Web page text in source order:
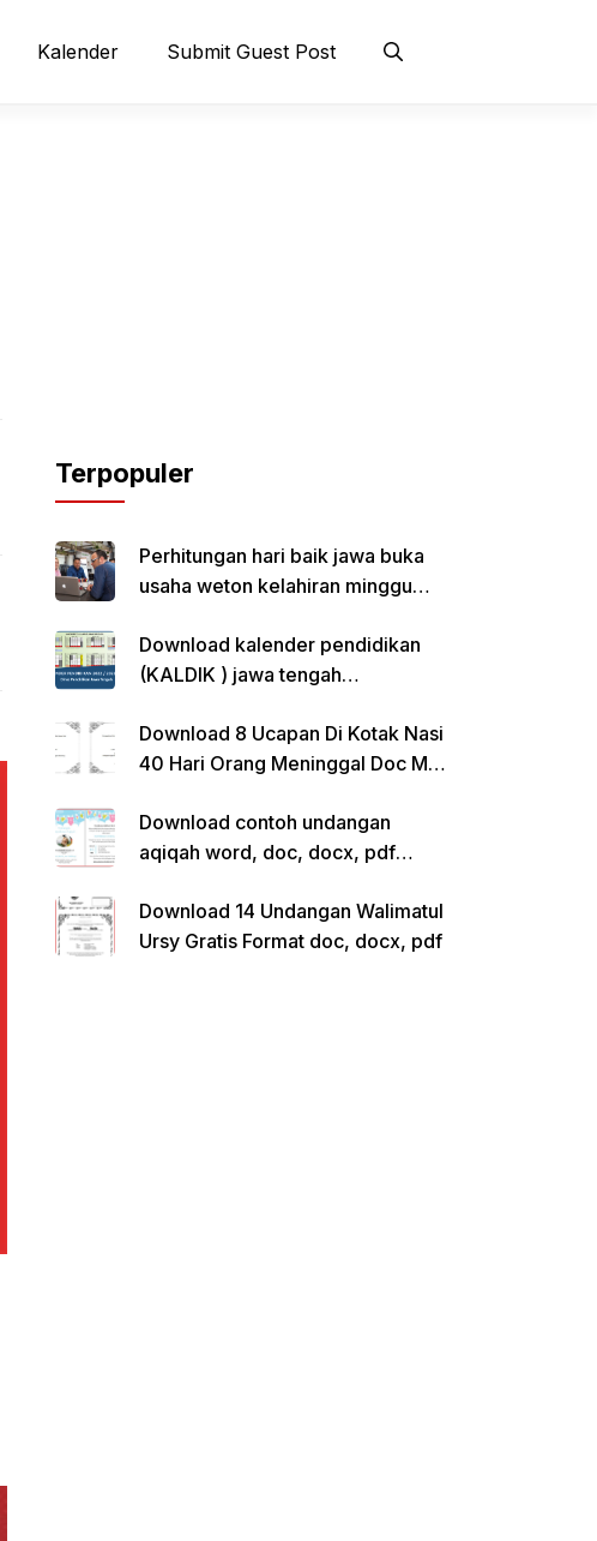
Kalender Submit Guest Post
Terpopuler
Perhitungan hari baik jawa buka
usaha weton kelahiran minggu
Download kalender pendidikan
(KALDIK ) jawa tengah
Download 8 Ucapan Di Kotak Nasi
40 Hari Orang Meninggal Doc Ms.
Download contoh undangan
aqiqah word, doc, docx, pdf
Download 14 Undangan Walimatul
Ursy Gratis Format doc, docx, pdf